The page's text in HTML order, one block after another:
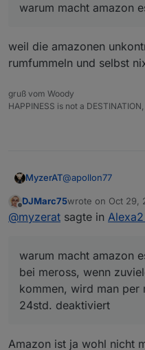
warum macht amazon
weil die amazonen
rumfummeln und selbst
gruß vom Woody
HAPPINESS is not a
MyzerAT@apollon77
warum macht
bei meross, wenn
DJMarc75wrote on Oct 29,
last edited by
@myzerat sagte in
warum macht amazon
bei meross, wenn
kommen, wird man
24std. deaktiviert
Amazon ist ja wohl nicht